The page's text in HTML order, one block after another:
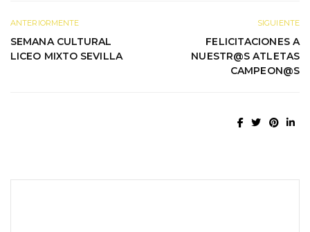
ANTERIORMENTE
SEMANA CULTURAL
LICEO MIXTO SEVILLA
SIGUIENTE
FELICITACIONES A
NUESTR@S ATLETAS
CAMPEON@S